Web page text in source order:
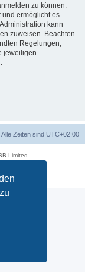
zu können.
ermöglicht es
kann
zuweisen. Beachten
Regelungen,
jeweiligen
Alle Zeiten sind UTC+02:00
Limited